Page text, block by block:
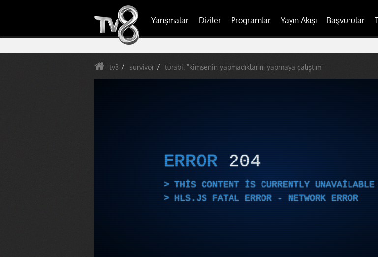
Yarışmalar Diziler Programlar Yayın Akışı Başvurular
tv8 survivor turabi: "kimsenin yapmadıklarını yapmaya çalıştım"
ERROR 204
THIS CONTENT IS CURRENTLY UNAVAILABLE
HLS.JS FATAL ERROR - NETWORK ERROR